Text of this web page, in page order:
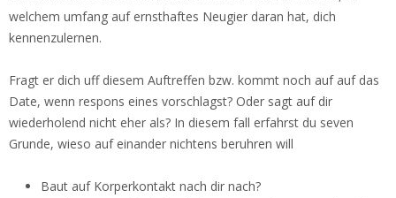
welchem umfang auf ernsthaftes Neugier daran hat, dich
kennenzulernen.
Fragt er dich uff diesem Auftreffen bzw. kommt noch auf auf das
Date, wenn respons eines vorschlagst? Oder sagt auf dir
wiederholend nicht eher als? In diesem fall erfahrst du seven
Grunde, wieso auf einander nichtens beruhren will
Baut auf Korperkontakt nach dir nach?